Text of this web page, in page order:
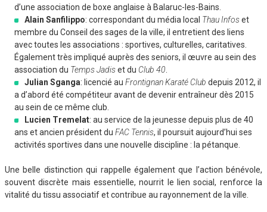
d’une association de boxe anglaise à Balaruc-les-Bains.
Alain Sanfilippo: correspondant du média local Thau Infoset
membre du Conseil des sages de la ville, il entretient des liens
avec toutes les associations : sportives, culturelles, caritatives.
Également très impliqué auprès des seniors, il œuvre au sein des
association du Temps Jadiset du Club 40
Julian Sganga: licencié au Frontignan Karaté Club depuis 2012, il
a d’abord été compétiteur avant de devenir entraîneur dès 2015
au sein de ce même club.
Lucien Tremelat: au service de la jeunesse depuis plus de 40
ans et ancien président du FAC Tennis, il poursuit aujourd’hui ses
activités sportives dans une nouvelle discipline : la pétanque.
Une belle distinction qui rappelle également que l’action bénévole,
souvent discrète mais essentielle, nourrit le lien social, renforce la
vitalité du tissu associatif et contribue au rayonnement de la ville.